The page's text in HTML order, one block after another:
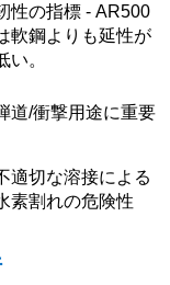
性の指標 - AR500
軟鋼よりも延性が
い。
道/衝撃用途に重要
適切な溶接による
素割れの危険性